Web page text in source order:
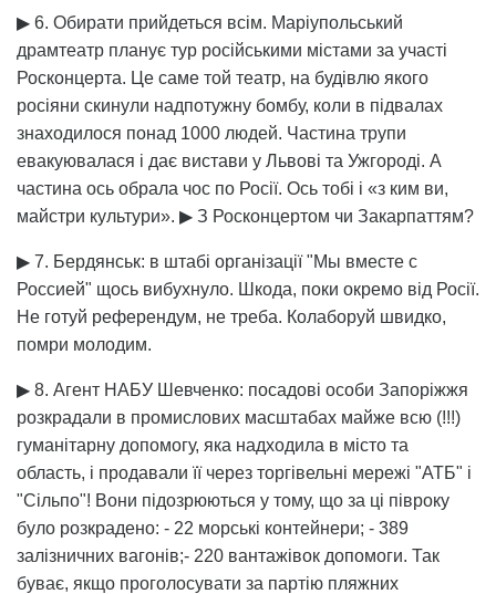
▶ 6. Обирати прийдеться всім. Маріупольський
драмтеатр планує тур російськими містами за участі
Росконцерта. Це саме той театр, на будівлю якого
росіяни скинули надпотужну бомбу, коли в підвалах
знаходилося понад 1000 людей. Частина трупи
евакуювалася і дає вистави у Львові та Ужгороді. А
частина ось обрала чос по Росії. Ось тобі і «з ким ви,
майстри культури». ▶ З Росконцертом чи Закарпаттям?
▶ 7. Бердянськ: в штабі організації "Мы вместе с
Россией" щось вибухнуло. Шкода, поки окремо від Росії.
Не готуй референдум, не треба. Колаборуй швидко,
помри молодим.
▶ 8. Агент НАБУ Шевченко: посадові особи Запоріжжя
розкрадали в промислових масштабах майже всю (!!!)
гуманітарну допомогу, яка надходила в місто та
область, і продавали її через торгівельні мережі "АТБ" і
"Сільпо"! Вони підозрюються у тому, що за ці півроку
було розкрадено: - 22 морські контейнери; - 389
залізничних вагонів;- 220 вантажівок допомоги. Так
буває, якщо проголосувати за партію пляжних